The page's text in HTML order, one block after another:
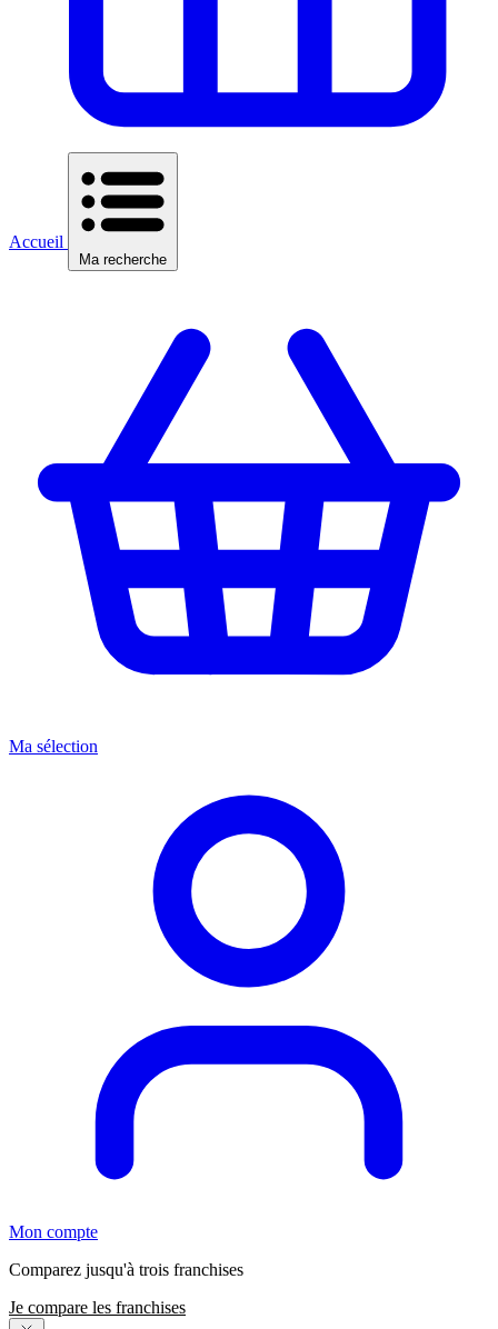
Accueil
Ma recherche
Ma sélection
Mon compte
Comparez jusqu'à trois franchises
Je compare les franchises